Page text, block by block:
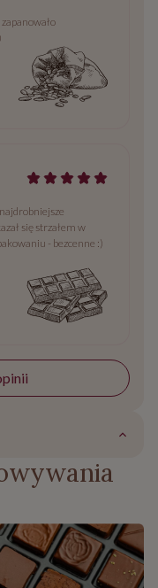
się strzałem w
- bezcenne :)